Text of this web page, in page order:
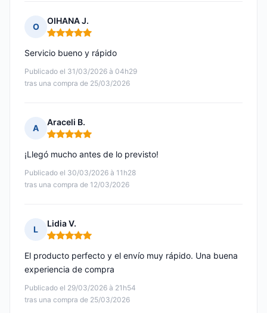
O
OIHANA J.
Nota: 5 de 5
Publicado el 31/03/2026 à 04h29
tras una compra de 25/03/2026
Servicio bueno y rápido
A
Araceli B.
Nota: 5 de 5
Publicado el 30/03/2026 à 11h28
tras una compra de 12/03/2026
¡Llegó mucho antes de lo previsto!
L
Lidia V.
Nota: 5 de 5
Publicado el 29/03/2026 à 21h54
tras una compra de 25/03/2026
El producto perfecto y el envío muy rápido. Una buena
experiencia de compra